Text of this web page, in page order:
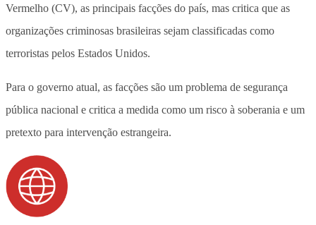
Vermelho (CV), as principais facções do país, mas critica que as
organizações criminosas brasileiras sejam classificadas como
terroristas pelos Estados Unidos.
Para o governo atual, as facções são um problema de segurança
pública nacional e critica a medida como um risco à soberania e um
pretexto para intervenção estrangeira.